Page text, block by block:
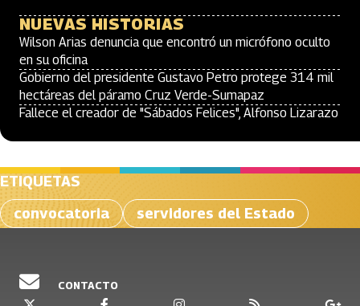
NUEVAS HISTORIAS
Wilson Arias denuncia que encontró un micrófono oculto
en su oficina
Gobierno del presidente Gustavo Petro protege 314 mil
hectáreas del páramo Cruz Verde-Sumapaz
Fallece el creador de "Sábados Felices", Alfonso Lizarazo
ETIQUETAS
convocatoria
servidores del Estado
CONTACTO